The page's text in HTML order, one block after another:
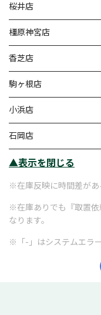
桜井店
橿原神宮店
香芝店
駒ヶ根店
小浜店
石岡店
▲表示を閉じる
※在庫反映に時間差があ
※在庫ありでも『取置
なります。
※「-」はシステムエラ